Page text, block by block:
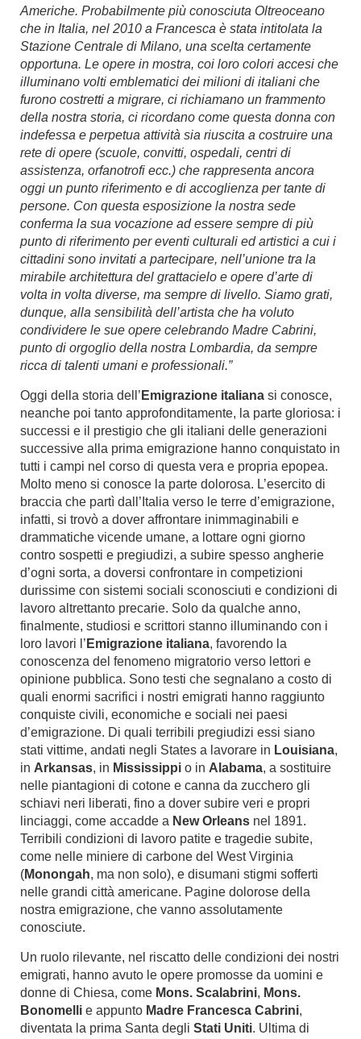
Americhe. Probabilmente più conosciuta Oltreoceano
che in Italia, nel 2010 a Francesca è stata intitolata la
Stazione Centrale di Milano, una scelta certamente
opportuna. Le opere in mostra, coi loro colori accesi che
illuminano volti emblematici dei milioni di italiani che
furono costretti a migrare, ci richiamano un frammento
della nostra storia, ci ricordano come questa donna con
indefessa e perpetua attività sia riuscita a costruire una
rete di opere (scuole, convitti, ospedali, centri di
assistenza, orfanotrofi ecc.) che rappresenta ancora
oggi un punto riferimento e di accoglienza per tante di
persone. Con questa esposizione la nostra sede
conferma la sua vocazione ad essere sempre di più
punto di riferimento per eventi culturali ed artistici a cui i
cittadini sono invitati a partecipare, nell’unione tra la
mirabile architettura del grattacielo e opere d’arte di
volta in volta diverse, ma sempre di livello. Siamo grati,
dunque, alla sensibilità dell’artista che ha voluto
condividere le sue opere celebrando Madre Cabrini,
punto di orgoglio della nostra Lombardia, da sempre
ricca di talenti umani e professionali.”
Oggi della storia dell’ Emigrazione italiana si conosce,
neanche poi tanto approfonditamente, la parte gloriosa: i
successi e il prestigio che gli italiani delle generazioni
successive alla prima emigrazione hanno conquistato in
tutti i campi nel corso di questa vera e propria epopea.
Molto meno si conosce la parte dolorosa. L’esercito di
braccia che partì dall’Italia verso le terre d’emigrazione,
infatti, si trovò a dover affrontare inimmaginabili e
drammatiche vicende umane, a lottare ogni giorno
contro sospetti e pregiudizi, a subire spesso angherie
d’ogni sorta, a doversi confrontare in competizioni
durissime con sistemi sociali sconosciuti e condizioni di
lavoro altrettanto precarie. Solo da qualche anno,
finalmente, studiosi e scrittori stanno illuminando con i
loro lavori l’ Emigrazione italiana, favorendo la
conoscenza del fenomeno migratorio verso lettori e
opinione pubblica. Sono testi che segnalano a costo di
quali enormi sacrifici i nostri emigrati hanno raggiunto
conquiste civili, economiche e sociali nei paesi
d’emigrazione. Di quali terribili pregiudizi essi siano
stati vittime, andati negli States a lavorare in Louisiana,
in Arkansas, in Mississippi o in Alabama, a sostituire
nelle piantagioni di cotone e canna da zucchero gli
schiavi neri liberati, fino a dover subire veri e propri
linciaggi, come accadde a New Orleans nel 1891.
Terribili condizioni di lavoro patite e tragedie subite,
come nelle miniere di carbone del West Virginia
(Monongah, ma non solo), e disumani stigmi sofferti
nelle grandi città americane. Pagine dolorose della
nostra emigrazione, che vanno assolutamente
conosciute.
Un ruolo rilevante, nel riscatto delle condizioni dei nostri
emigrati, hanno avuto le opere promosse da uomini e
donne di Chiesa, come Mons. Scalabrini, Mons.
Bonomelli e appunto Madre Francesca Cabrini,
diventata la prima Santa degli Stati Uniti. Ultima di